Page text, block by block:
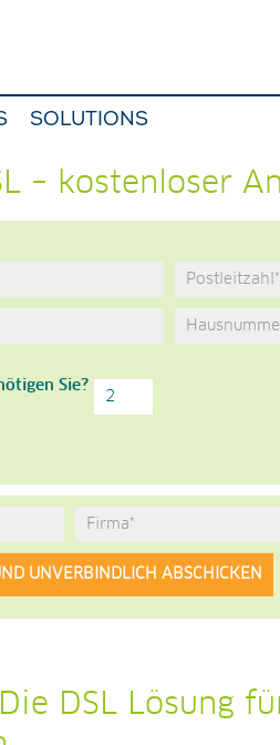
SOLUTIONS
– kostenloser
Sie?
DSL Lösung